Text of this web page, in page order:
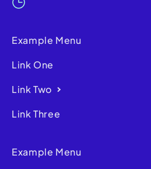
Example Menu
Link One
Link Two
Link Three
Example Menu